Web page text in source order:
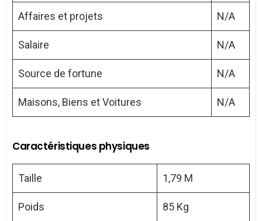
Affaires et projets N/A
Salaire N/A
Source de fortune N/A
Maisons, Biens et Voitures N/A
Caractéristiques physiques
Taille 1,79 M
Poids 85 Kg